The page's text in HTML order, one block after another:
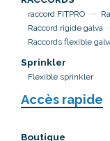
raccord FITPRO
Raccord rigide galva
Raccords flexible
Sprinkler
Flexible sprinkler
Accès rapide
Boutique